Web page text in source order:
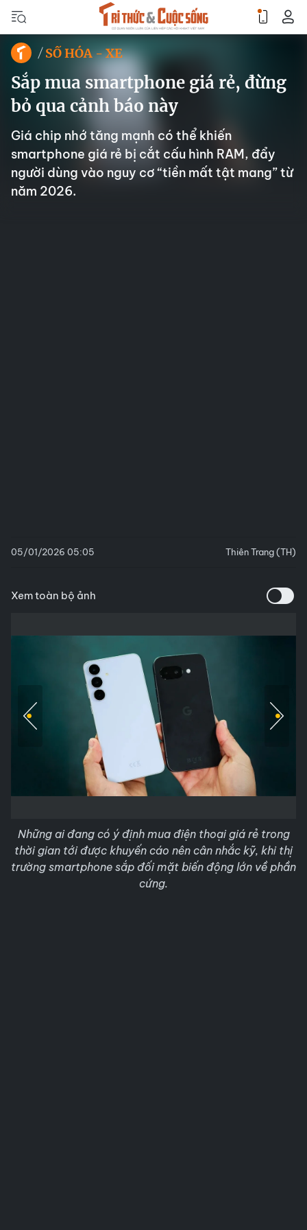
SỐ HÓA - XE
Sắp mua smartphone giá rẻ, đừng
bỏ qua cảnh báo này
Giá chip nhớ tăng mạnh có thể khiến
smartphone giá rẻ bị cắt cấu hình RAM, đẩy
người dùng vào nguy cơ “tiền mất tật mang” từ
năm 2026.
05/01/2026 05:05 Thiên Trang (TH)
Xem toàn bộ ảnh
Những ai đang có ý định mua điện thoại giá rẻ trong
thời gian tới được khuyến cáo nên cân nhắc kỹ, khi thị
trường smartphone sắp đối mặt biến động lớn về phần
cứng.